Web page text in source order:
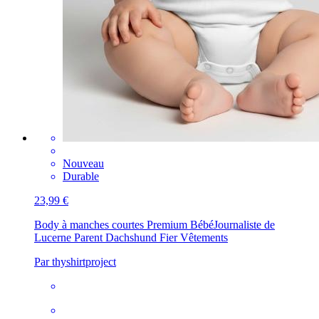
Nouveau
Durable
23,99 €
Body à manches courtes Premium BébéJournaliste de
Lucerne Parent Dachshund Fier Vêtements
Par thyshirtproject